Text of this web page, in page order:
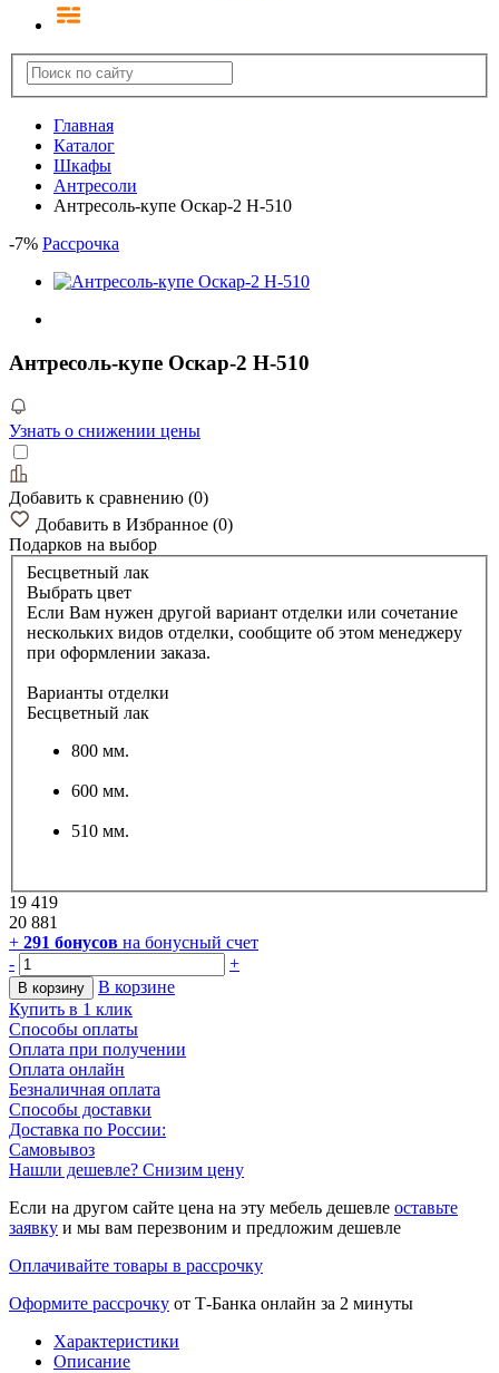
Главная
Каталог
Шкафы
Антресоли
Антресоль-купе Оскар-2 Н-510
-7% Рассрочка
Антресоль-купе Оскар-2 Н-510
Узнать о снижении цены
Добавить к сравнению (0)
Добавить в Избранное (0)
Подарков на выбор
Бесцветный лак
Выбрать цвет
Если Вам нужен другой вариант отделки или сочетание
нескольких видов отделки, сообщите об этом менеджеру
при оформлении заказа.
Варианты отделки
Бесцветный лак
800 мм.
600 мм.
510 мм.
19 419
20 881
+ 291 бонусов на бонусный счет
-
+
В корзину
В корзине
Купить в 1 клик
Способы оплаты
Оплата при получении
Оплата онлайн
Безналичная оплата
Способы доставки
Доставка по России:
Самовывоз
Нашли дешевле? Снизим цену
Если на другом сайте цена на эту мебель дешевле оставьте
заявку и мы вам перезвоним и предложим дешевле
Оплачивайте товары в рассрочку
Оформите рассрочку от Т-Банка онлайн за 2 минуты
Характеристики
Описание